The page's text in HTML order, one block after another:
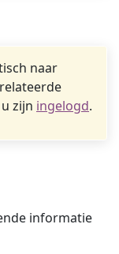
naar
zijn ingelogd.
informatie